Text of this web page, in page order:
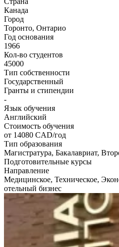
Канада
Город
Торонто, Онтарио
Год основания
1966
Кол-во студентов
45000
Тип собственности
Государственный
Гранты и стипендии
-
Язык обучения
Английский
Стоимость обучения
от 14080 CAD/год
Тип образования
Магистратура, Бакалавриат,
Подготовительные курсы
Направление
Медицинское, Техническое,
отельный бизнес